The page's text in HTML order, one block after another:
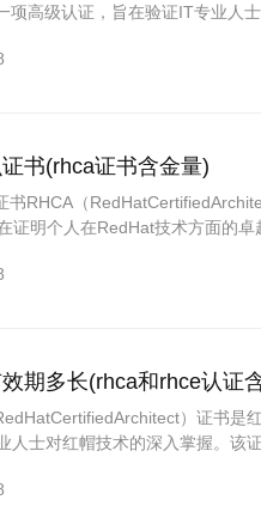
项高级认证，旨在验证IT专业人
证书的有效期、续期规定以及
书(rhca证书含金量)
书RHCA（
证明个人在RedHat技术方面的
力。对于那些希望在IT行业特别
期多长(rhca和rhce认证
）证书是
人士对红帽技术的深入掌握。该
证书来提升自……